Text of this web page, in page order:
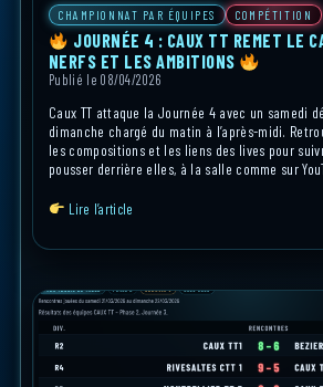
CHAMPIONNAT PAR ÉQUIPES COMPÉTITION
JOURNÉE 4 : CAUX TT REMET LE
NERFS ET LES AMBITIONS
Publié le 08/04/2026
Caux TT attaque la Journée 4 avec un samedi
dimanche chargé du matin à l’après-midi.
les compositions et les liens des lives pour
pousser derrière elles, à la salle comme sur
Lire l’article